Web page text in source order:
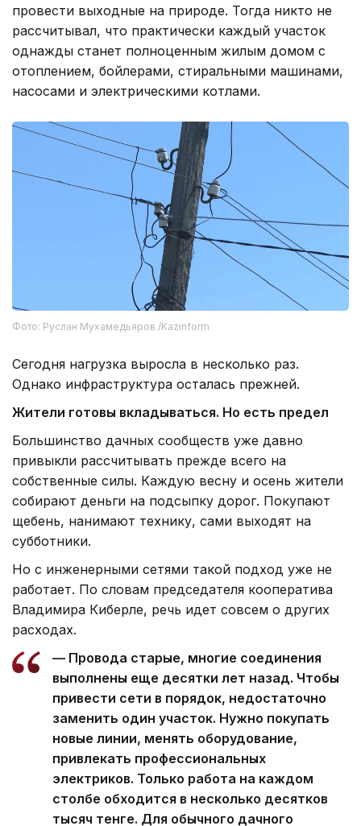
провести выходные на природе. Тогда никто не
рассчитывал, что практически каждый участок
однажды станет полноценным жилым домом с
отоплением, бойлерами, стиральными машинами,
насосами и электрическими котлами.
Фото: Руслан Мухамедьяров /Kazinform
Сегодня нагрузка выросла в несколько раз.
Однако инфраструктура осталась прежней.
Жители готовы вкладываться. Но есть предел
Большинство дачных сообществ уже давно
привыкли рассчитывать прежде всего на
собственные силы. Каждую весну и осень жители
собирают деньги на подсыпку дорог. Покупают
щебень, нанимают технику, сами выходят на
субботники.
Но с инженерными сетями такой подход уже не
работает. По словам председателя кооператива
Владимира Киберле, речь идет совсем о других
расходах.
— Провода старые, многие соединения
выполнены еще десятки лет назад. Чтобы
привести сети в порядок, недостаточно
заменить один участок. Нужно покупать
новые линии, менять оборудование,
привлекать профессиональных
электриков. Только работа на каждом
столбе обходится в несколько десятков
тысяч тенге. Для обычного дачного